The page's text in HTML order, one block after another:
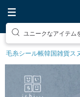
ユニークなアイテム
毛糸シール帳韓国雑貨ス